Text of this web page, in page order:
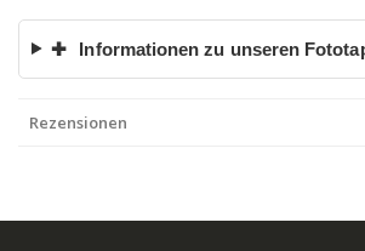
✚ Informationen zu unseren
Rezensionen